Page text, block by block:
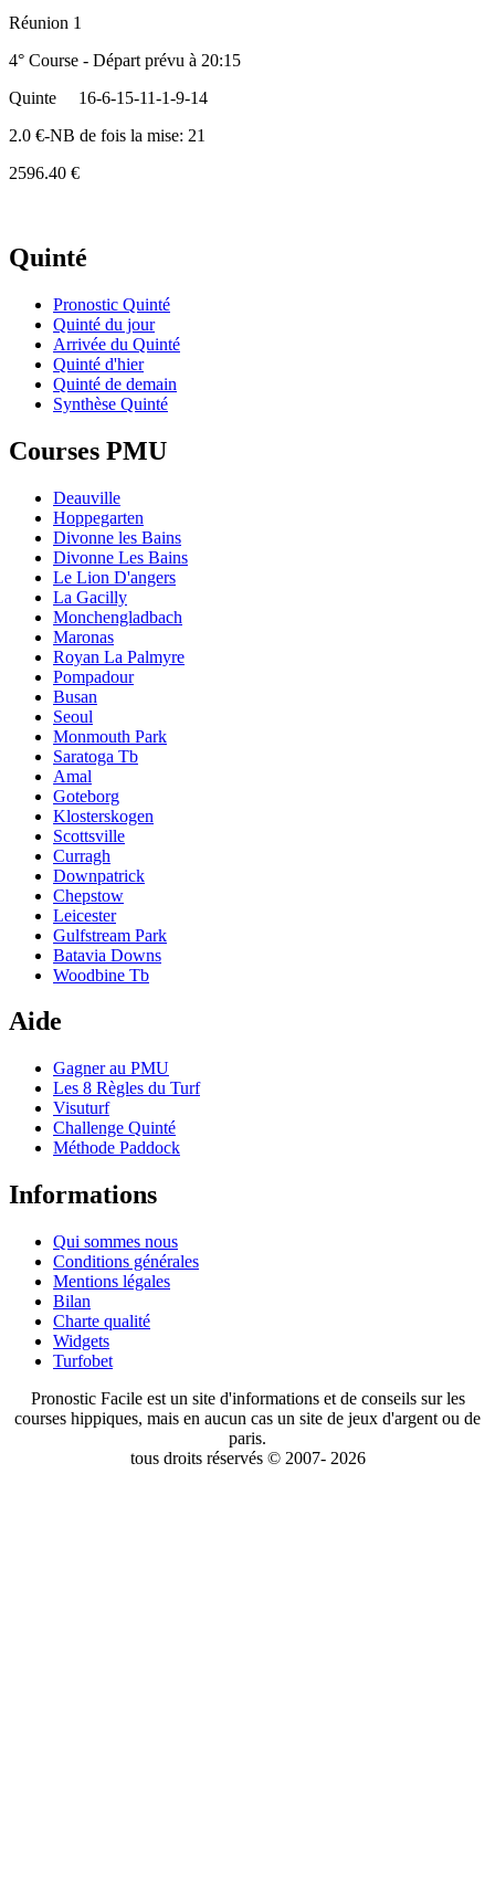
Réunion 1
4° Course - Départ prévu à 20:15
Quinte
16-6-15-11-1-9-14
2.0 €-NB de fois la mise: 21
2596.40 €
Quinté
Pronostic Quinté
Quinté du jour
Arrivée du Quinté
Quinté d'hier
Quinté de demain
Synthèse Quinté
Courses PMU
Deauville
Hoppegarten
Divonne les Bains
Divonne Les Bains
Le Lion D'angers
La Gacilly
Monchengladbach
Maronas
Royan La Palmyre
Pompadour
Busan
Seoul
Monmouth Park
Saratoga Tb
Amal
Goteborg
Klosterskogen
Scottsville
Curragh
Downpatrick
Chepstow
Leicester
Gulfstream Park
Batavia Downs
Woodbine Tb
Aide
Gagner au PMU
Les 8 Règles du Turf
Visuturf
Challenge Quinté
Méthode Paddock
Informations
Qui sommes nous
Conditions générales
Mentions légales
Bilan
Charte qualité
Widgets
Turfobet
Pronostic Facile est un site d'informations et de conseils sur les
courses hippiques, mais en aucun cas un site de jeux d'argent ou de
paris.
tous droits réservés © 2007- 2026